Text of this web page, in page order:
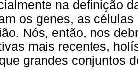
na definição
os genes, as
Nós, então, nos
mais recentes,
grandes conjuntos